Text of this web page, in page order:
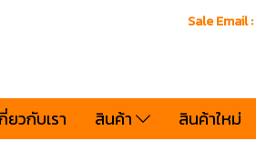
Sale Email :
ยวกับเรา สินค้า สินค้าใหม่